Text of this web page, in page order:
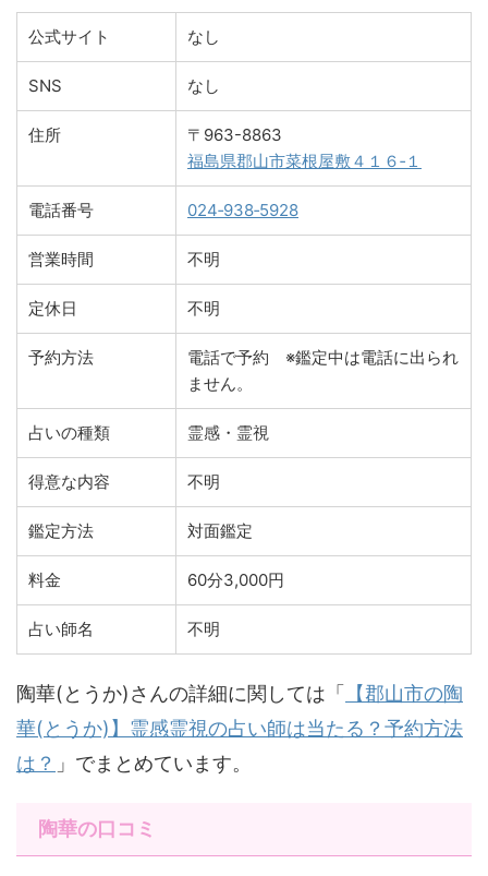
公式サイト なし
SNS なし
住所
〒963-8863
福島県郡山市菜根屋敷４１６‐１
電話番号 024‐938‐5928
営業時間 不明
定休日 不明
予約方法
電話で予約 ※鑑定中は電話に出られ
ません。
占いの種類 霊感・霊視
得意な内容 不明
鑑定方法 対面鑑定
料金 60分3,000円
占い師名 不明
陶華(とうか)さんの詳細に関しては「 【郡山市の陶
華(とうか)】霊感霊視の占い師は当たる？予約方法
は？ 」でまとめています。
陶華の口コミ